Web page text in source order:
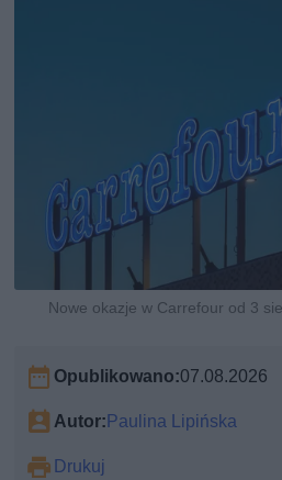
Nowe okazje w Carrefour od 3
Opublikowano:07.08.2026
Autor: Paulina Lipińska
Drukuj